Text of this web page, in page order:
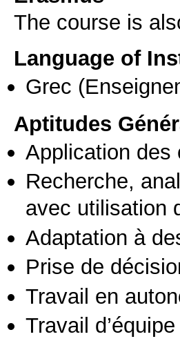
The course is
Language of
Grec
Aptitudes
Application des
Recherche,
avec utilisation
Adaptation à
Prise de
Travail en
Travail d’équipe